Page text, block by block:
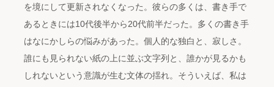
を境にして更新されなくなった。彼らの多くは、書き手で
あるときには10代後半から20代前半だった。多くの書き手
はなにかしらの悩みがあった。個人的な独白と、寂しさ。
誰にも見られない紙の上に並ぶ文字列と、誰かが見るかも
しれないという意識が生む文体の揺れ。そういえば、私は